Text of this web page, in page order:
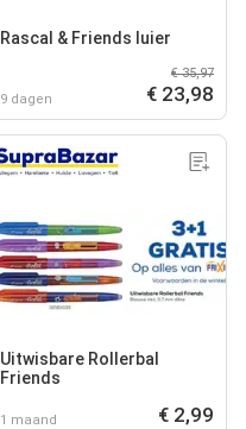
Rascal & Friends luier
9 dagen
€ 35,97
€ 23,98
Uitwisbare Rollerbal
Friends
1 maand € 2,99